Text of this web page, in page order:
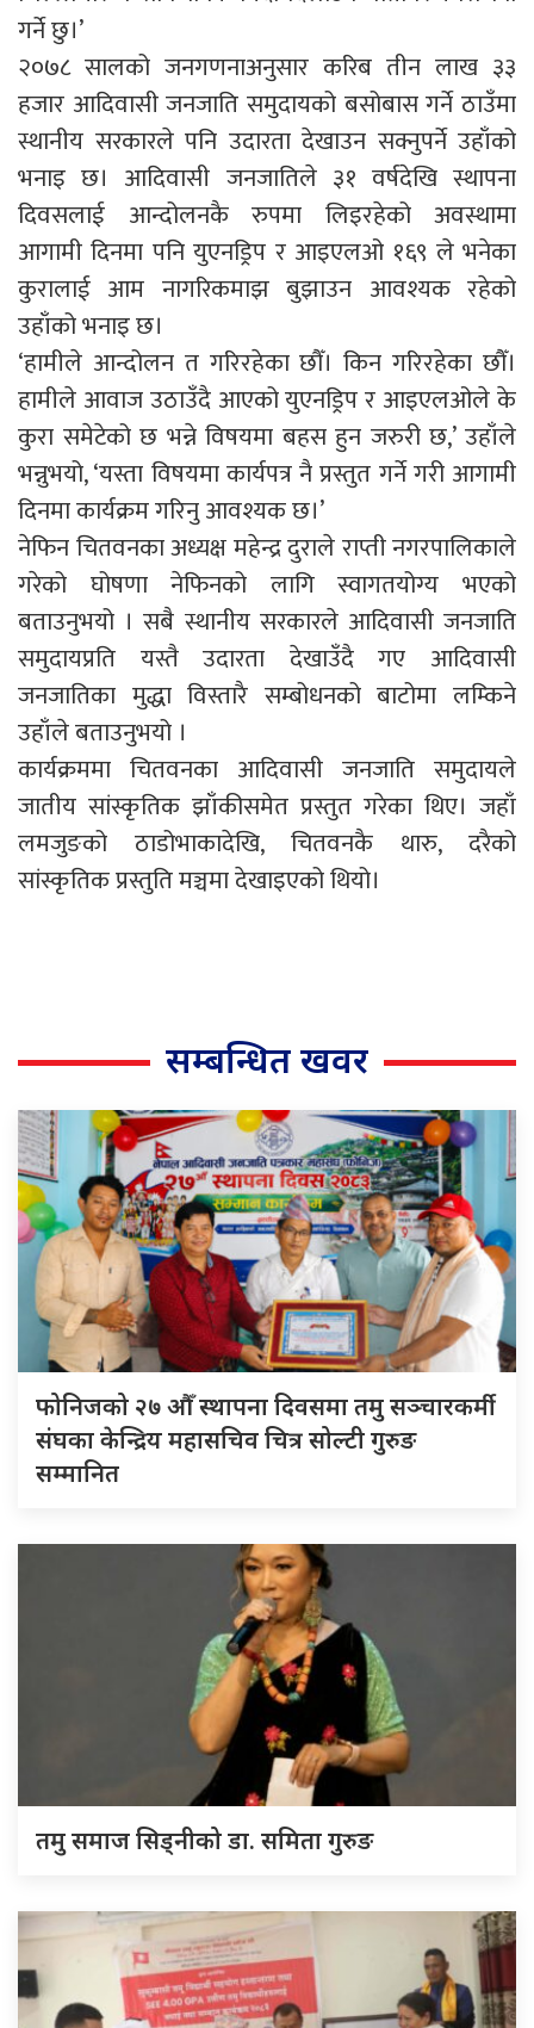
गर्ने छु।’
२०७८ सालको जनगणनाअनुसार करिब तीन लाख ३३
हजार आदिवासी जनजाति समुदायको बसोबास गर्ने ठाउँमा
स्थानीय सरकारले पनि उदारता देखाउन सक्नुपर्ने उहाँको
भनाइ छ। आदिवासी जनजातिले ३१ वर्षदेखि स्थापना
दिवसलाई आन्दोलनकै रुपमा लिइरहेको अवस्थामा
आगामी दिनमा पनि युएनड्रिप र आइएलओ १६९ ले भनेका
कुरालाई आम नागरिकमाझ बुझाउन आवश्यक रहेको
उहाँको भनाइ छ।
‘हामीले आन्दोलन त गरिरहेका छौँ। किन गरिरहेका छौँ।
हामीले आवाज उठाउँदै आएको युएनड्रिप र आइएलओले के
कुरा समेटेको छ भन्ने विषयमा बहस हुन जरुरी छ,’ उहाँले
भन्नुभयो, ‘यस्ता विषयमा कार्यपत्र नै प्रस्तुत गर्ने गरी आगामी
दिनमा कार्यक्रम गरिनु आवश्यक छ।’
नेफिन चितवनका अध्यक्ष महेन्द्र दुराले राप्ती नगरपालिकाले
गरेको घोषणा नेफिनको लागि स्वागतयोग्य भएको
बताउनुभयो । सबै स्थानीय सरकारले आदिवासी जनजाति
समुदायप्रति यस्तै उदारता देखाउँदै गए आदिवासी
जनजातिका मुद्धा विस्तारै सम्बोधनको बाटोमा लम्किने
उहाँले बताउनुभयो ।
कार्यक्रममा चितवनका आदिवासी जनजाति समुदायले
जातीय सांस्कृतिक झाँकीसमेत प्रस्तुत गरेका थिए। जहाँ
लमजुङको ठाडोभाकादेखि, चितवनकै थारु, दरैको
सांस्कृतिक प्रस्तुति मञ्चमा देखाइएको थियो।
सम्बन्धित खवर
फोनिजको २७ औँ स्थापना दिवसमा तमु सञ्चारकर्मी
संघका केन्द्रिय महासचिव चित्र सोल्टी गुरुङ
सम्मानित
तमु समाज सिड्नीको डा. समिता गुरुङ